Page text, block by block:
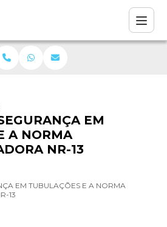
EM TUBULAÇÕES E A NORMA
EM
A NORMA
NR-13